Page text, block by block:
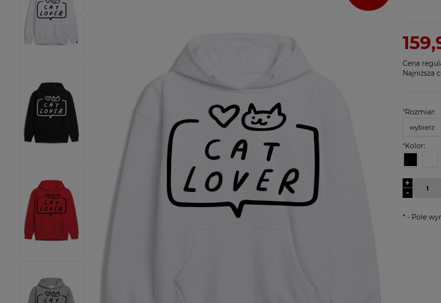
Cena
Najniższa
*Rozmiar:
*Kolor:
-
+
* - Pole